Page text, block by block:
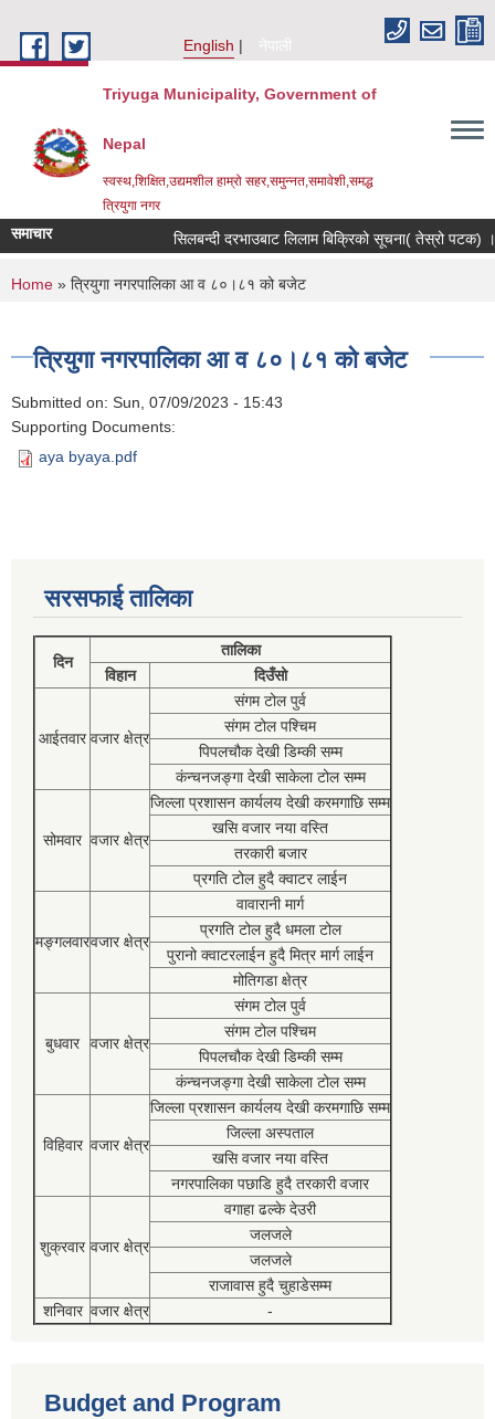
English
नेपाली
Triyuga Municipality, Government of
Nepal
स्वस्थ,शिक्षित,उद्यमशील हाम्रो सहर,समुन्नत,समावेशी,समद्ध
त्रियुगा नगर
समाचार सिलबन्दी दरभाउबाट लिलाम बिक्रिको सूचना( तेस्रो पटक) ।
You are here
Home » त्रियुगा नगरपालिका आ व ८०।८१ को बजेट
त्रियुगा नगरपालिका आ व ८०।८१ को बजेट
Submitted on: Sun, 07/09/2023 - 15:43
Supporting Documents:
aya byaya.pdf
सरसफाई तालिका
दिन
तालिका
विहान
दिउँसो
आईतवार वजार क्षेत्र
संगम टोल पुर्व
संगम टोल पश्चिम
पिपलचौक देखी डिम्की सम्म
कंन्चनजङ्गा देखी साकेला टोल सम्म
सोमवार वजार क्षेत्र
जिल्ला प्रशासन कार्यलय देखी करमगाछि सम्म
खसि वजार नया वस्ति
तरकारी बजार
प्रगति टोल हुदै क्वाटर लाईन
मङ्गलवारवजार क्षेत्र
वावारानी मार्ग
प्रगति टोल हुदै धमला टोल
पुरानो क्वाटरलाईन हुदै मित्र मार्ग लाईन
मोतिगडा क्षेत्र
बुधवार वजार क्षेत्र
संगम टोल पुर्व
संगम टोल पश्चिम
पिपलचौक देखी डिम्की सम्म
कंन्चनजङ्गा देखी साकेला टोल सम्म
विहिवार वजार क्षेत्र
जिल्ला प्रशासन कार्यलय देखी करमगाछि सम्म
जिल्ला अस्पताल
खसि वजार नया वस्ति
नगरपालिका पछाडि हुदै तरकारी वजार
शुक्रवार वजार क्षेत्र
वगाहा ढल्के देउरी
जलजले
जलजले
राजावास हुदै चुहाडेसम्म
शनिवार वजार क्षेत्र -
Budget and Program